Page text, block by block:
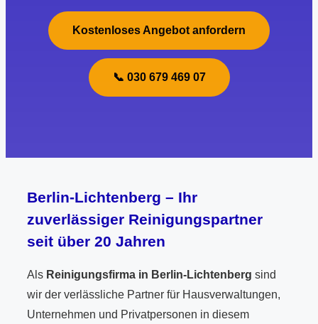
Kostenloses Angebot anfordern
📞 030 679 469 07
Berlin-Lichtenberg – Ihr
zuverlässiger Reinigungspartner
seit über 20 Jahren
Als Reinigungsfirma in Berlin-Lichtenberg sind
wir der verlässliche Partner für Hausverwaltungen,
Unternehmen und Privatpersonen in diesem